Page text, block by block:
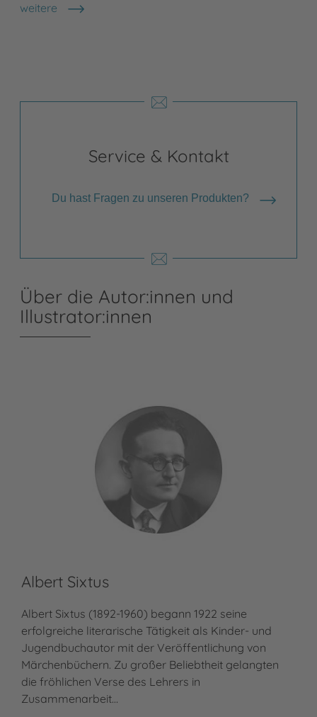
weitere
Shops anzeigen
Service & Kontakt
Du hast Fragen zu unseren Produkten?
Über die Autor:innen und
Illustrator:innen
Albert Sixtus
Albert Sixtus (1892-1960) begann 1922 seine
erfolgreiche literarische Tätigkeit als Kinder- und
Jugendbuchautor mit der Veröffentlichung von
Märchenbüchern. Zu großer Beliebtheit gelangten
die fröhlichen Verse des Lehrers in
Zusammenarbeit…